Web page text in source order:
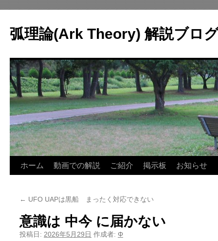
テ
ン
へ
ス
キ
ッ
プ
弧理論(Ark Theory) 解説ブロ
ホーム 動画での解説 ご紹介 掲示板 お知らせ
← UFO UAPは黒船 まったく対応できない
意識は 中今 に届かない
投稿日: 2026年5月29日 作成者: Φ